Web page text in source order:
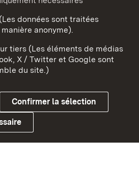
Confidentialité
données sont traitées
anonyme).
tiers (Les éléments de médias
X / Twitter et Google sont
du site.)
Confirmer la sélection